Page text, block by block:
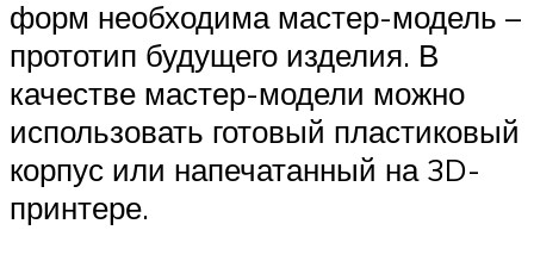
форм необходима мастер-модель –
прототип будущего изделия. В
качестве мастер-модели можно
использовать готовый пластиковый
корпус или напечатанный на 3D-
принтере.